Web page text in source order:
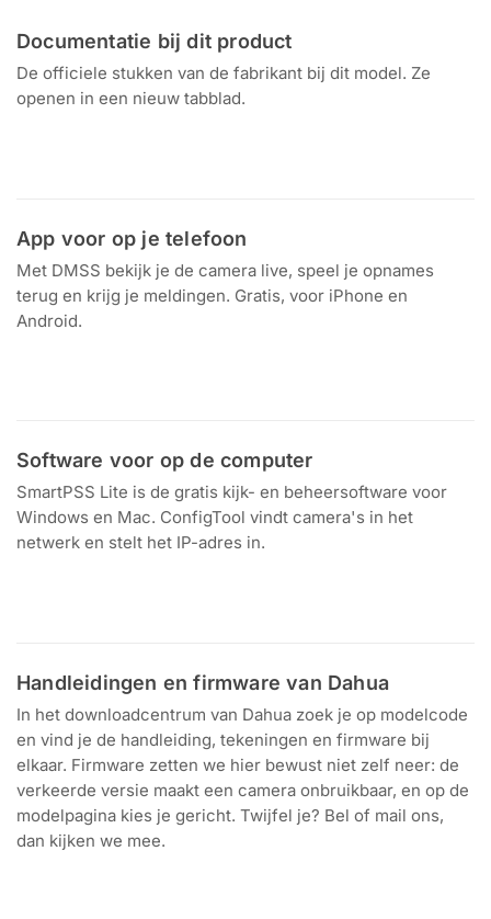
Documentatie bij dit product
De officiele stukken van de fabrikant bij dit model. Ze
openen in een nieuw tabblad.
App voor op je telefoon
Met DMSS bekijk je de camera live, speel je opnames
terug en krijg je meldingen. Gratis, voor iPhone en
Android.
Software voor op de computer
SmartPSS Lite is de gratis kijk- en beheersoftware voor
Windows en Mac. ConfigTool vindt camera's in het
netwerk en stelt het IP-adres in.
Handleidingen en firmware van Dahua
In het downloadcentrum van Dahua zoek je op modelcode
en vind je de handleiding, tekeningen en firmware bij
elkaar. Firmware zetten we hier bewust niet zelf neer: de
verkeerde versie maakt een camera onbruikbaar, en op de
modelpagina kies je gericht. Twijfel je? Bel of mail ons,
dan kijken we mee.